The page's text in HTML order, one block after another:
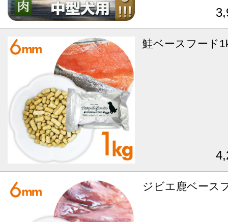
鮭ベースフード
ジビエ鹿ベース